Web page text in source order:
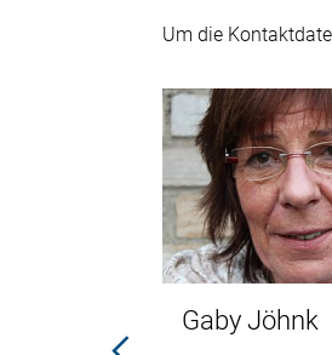
Um die
Gaby Jöhnk